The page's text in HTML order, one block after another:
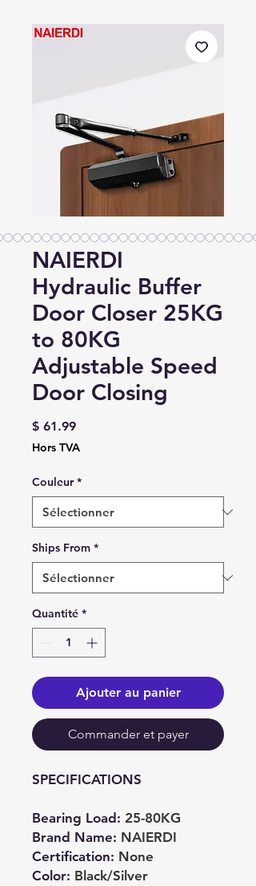
NAIERDI
Hydraulic Buffer
Door Closer 25KG
to 80KG
Adjustable Speed
Door Closing
$ 61.99Prix
Hors TVA
Couleur *
Ships From *
Quantité *
Ajouter au panier
Commander et payer
SPECIFICATIONS
Bearing Load : 25-80KG
Brand Name: NAIERDI
Certification: None
Color: Black/Silver